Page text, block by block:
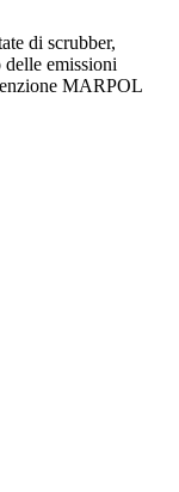
di scrubber,
emissioni
MARPOL